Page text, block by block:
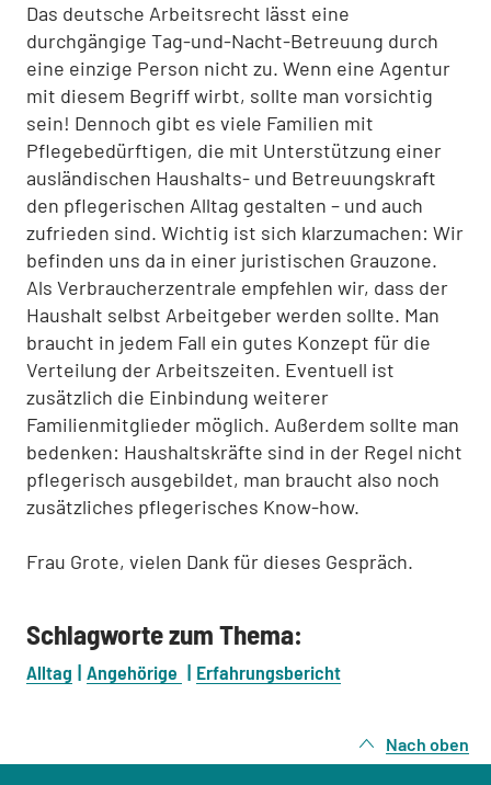
Das deutsche Arbeitsrecht lässt eine
durchgängige Tag-und-Nacht-Betreuung durch
eine einzige Person nicht zu. Wenn eine Agentur
mit diesem Begriff wirbt, sollte man vorsichtig
sein! Dennoch gibt es viele Familien mit
Pflegebedürftigen, die mit Unterstützung einer
ausländischen Haushalts- und Betreuungskraft
den pflegerischen Alltag gestalten – und auch
zufrieden sind. Wichtig ist sich klarzumachen: Wir
befinden uns da in einer juristischen Grauzone.
Als Verbraucherzentrale empfehlen wir, dass der
Haushalt selbst Arbeitgeber werden sollte. Man
braucht in jedem Fall ein gutes Konzept für die
Verteilung der Arbeitszeiten. Eventuell ist
zusätzlich die Einbindung weiterer
Familienmitglieder möglich. Außerdem sollte man
bedenken: Haushaltskräfte sind in der Regel nicht
pflegerisch ausgebildet, man braucht also noch
zusätzliches pflegerisches Know-how.
Frau Grote, vielen Dank für dieses Gespräch.
Schlagworte zum Thema:
Alltag Angehörige Erfahrungsbericht
Nach oben